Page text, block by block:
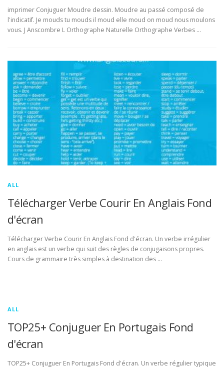
imprimer Conjuguer Moudre dessin. Moudre au passé composé de
l'indicatif. Je mouds tu mouds il moud elle moud on moud nous moulons
vous. J Anscombre L Orthographe Naturelle Orthographe Verbes …
ALL
Télécharger Verbe Courir En Anglais Fond
d'écran
Télécharger Verbe Courir En Anglais Fond d'écran. Un verbe irrégulier
en anglais est un verbe qui suit des règles de conjugaisons propres.
Cours de grammaire très simples à destination des …
ALL
TOP25+ Conjuguer En Portugais Fond
d'écran
TOP25+ Conjuguer En Portugais Fond d'écran. Un verbe régulier typique